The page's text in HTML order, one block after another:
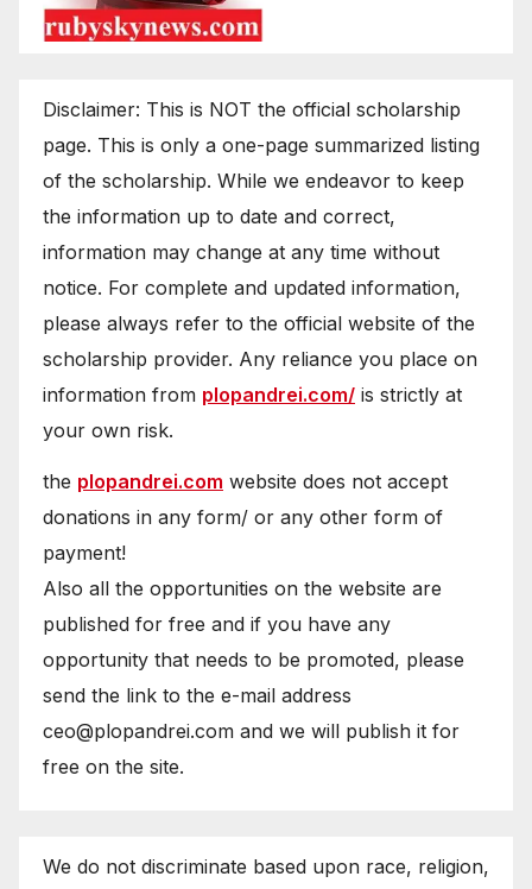
Disclaimer: This is NOT the official scholarship
page. This is only a one-page summarized listing
of the scholarship. While we endeavor to keep
the information up to date and correct,
information may change at any time without
notice. For complete and updated information,
please always refer to the official website of the
scholarship provider. Any reliance you place on
information from plopandrei.com/ is strictly at
your own risk.
the plopandrei.com website does not accept
donations in any form/ or any other form of
payment!
Also all the opportunities on the website are
published for free and if you have any
opportunity that needs to be promoted, please
send the link to the e-mail address
ceo@plopandrei.com and we will publish it for
free on the site.
We do not discriminate based upon race, religion,